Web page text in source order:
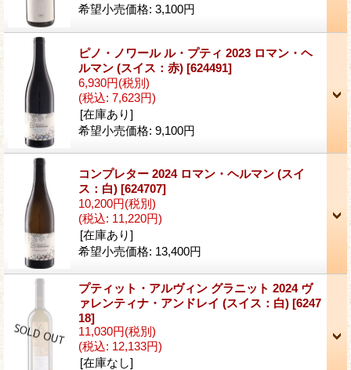
希望小売価格: 3,100円
ピノ・ノワール ル・プティ 2023 ロマン・ヘ
ルマン (スイス：赤) [624491]
6,930円(税別)
(税込: 7,623円)
[在庫あり]
希望小売価格: 9,100円
コンプレター 2024 ロマン・ヘルマン (スイ
ス：白) [624707]
10,200円(税別)
(税込: 11,220円)
[在庫あり]
希望小売価格: 13,400円
プティット・アルヴィン グラニット 2024 ヴ
ァレンティナ・アンドレイ (スイス：白) [6247
18]
11,030円(税別)
(税込: 12,133円)
[在庫なし]